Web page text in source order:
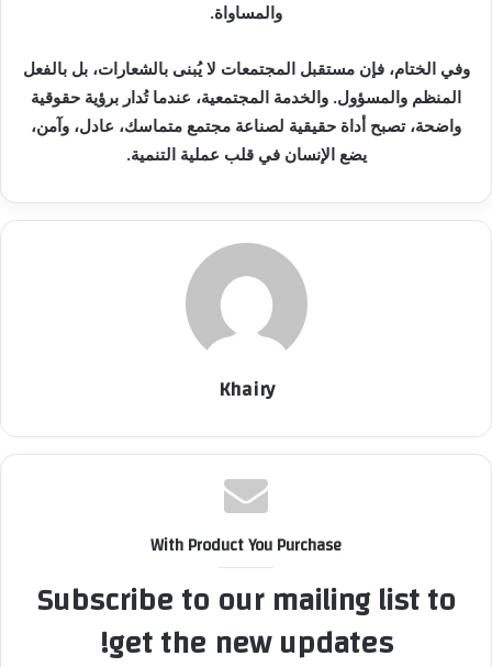
والمساواة.
وفي الختام، فإن مستقبل المجتمعات لا يُبنى بالشعارات، بل بالفعل
المنظم والمسؤول. والخدمة المجتمعية، عندما تُدار برؤية حقوقية
واضحة، تصبح أداة حقيقية لصناعة مجتمع متماسك، عادل، وآمن،
يضع الإنسان في قلب عملية التنمية.
Khairy
With Product You Purchase
Subscribe to our mailing list to
get the new updates!